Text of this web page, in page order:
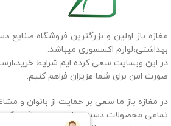
مغازه باز اولین و بزرگترین فروشگاه صنایع
بهداشتی،لوازم اکسسوری میباشد.
در این وبسایت سعی کرده ایم شرایط
صورت امن برای شما عزیزان فراهم کنیم.
در مغازه باز ما سعی بر حمایت از بانوان و
تمامی محصولات دست ساز و دست بافتی که